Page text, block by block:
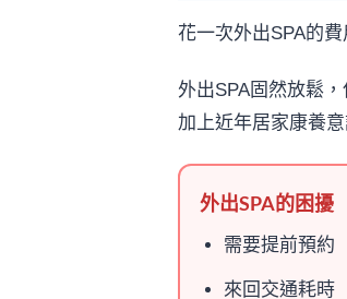
花一次外出SPA的
外出SPA固然放鬆，
加上近年居家康養
外出SPA的困擾
需要提前預約
來回交通耗時